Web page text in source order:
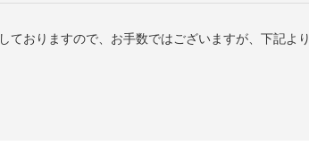
ておりますので、お手数ではございますが、下記より